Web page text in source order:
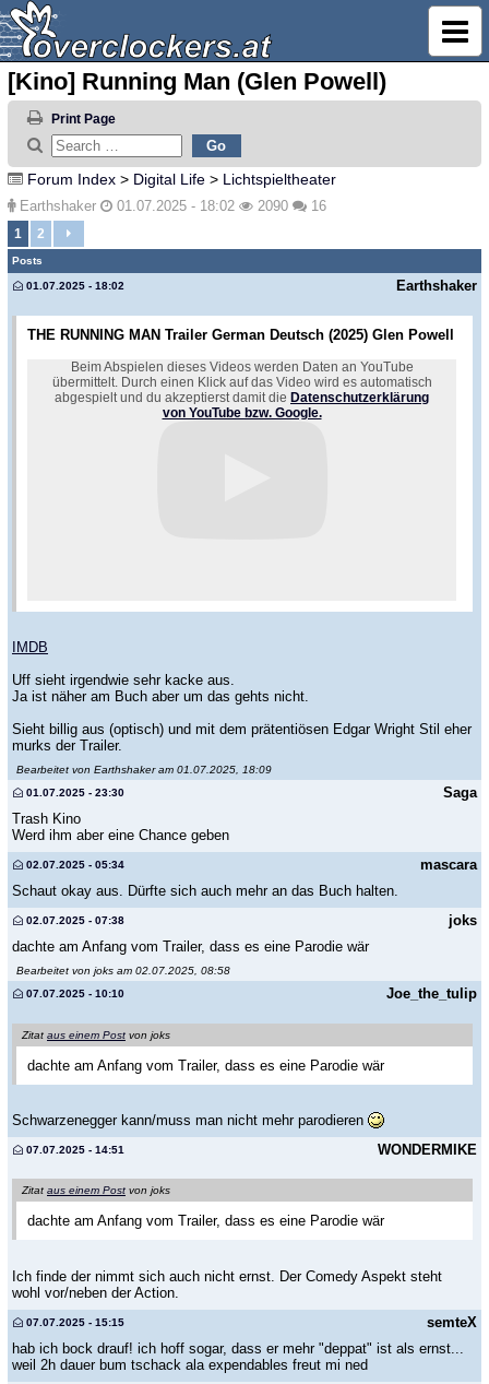
[Kino] Running Man (Glen Powell)
Print Page
Forum Index > Digital Life > Lichtspieltheater
Earthshaker 01.07.2025 - 18:02 2090 16
1 2
Posts
Earthshaker
01.07.2025 - 18:02
THE RUNNING MAN Trailer German Deutsch (2025) Glen Powell
Beim Abspielen dieses Videos werden Daten an YouTube
übermittelt. Durch einen Klick auf das Video wird es automatisch
abgespielt und du akzeptierst damit die Datenschutzerklärung
von YouTube bzw. Google.
IMDB
Uff sieht irgendwie sehr kacke aus.
Ja ist näher am Buch aber um das gehts nicht.
Sieht billig aus (optisch) und mit dem prätentiösen Edgar Wright Stil eher
murks der Trailer.
Bearbeitet von Earthshaker am 01.07.2025, 18:09
Saga
01.07.2025 - 23:30
Trash Kino
Werd ihm aber eine Chance geben
mascara
02.07.2025 - 05:34
Schaut okay aus. Dürfte sich auch mehr an das Buch halten.
joks
02.07.2025 - 07:38
dachte am Anfang vom Trailer, dass es eine Parodie wär
Bearbeitet von joks am 02.07.2025, 08:58
Joe_the_tulip
07.07.2025 - 10:10
Zitat aus einem Post von joks
dachte am Anfang vom Trailer, dass es eine Parodie wär
Schwarzenegger kann/muss man nicht mehr parodieren
WONDERMIKE
07.07.2025 - 14:51
Zitat aus einem Post von joks
dachte am Anfang vom Trailer, dass es eine Parodie wär
Ich finde der nimmt sich auch nicht ernst. Der Comedy Aspekt steht
wohl vor/neben der Action.
semteX
07.07.2025 - 15:15
hab ich bock drauf! ich hoff sogar, dass er mehr "deppat" ist als ernst...
weil 2h dauer bum tschack ala expendables freut mi ned